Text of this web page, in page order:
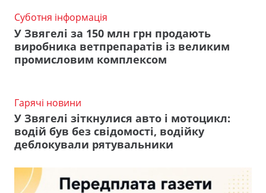
Суботня інформація
У Звягелі за 150 млн грн продають
виробника ветпрепаратів із великим
промисловим комплексом
Гарячі новини
У Звягелі зіткнулися авто і мотоцикл:
водій був без свідомості, водійку
деблокували рятувальники